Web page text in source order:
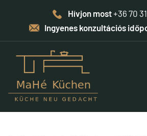
Hívjon most+36 70
Ingyenes konzultációs